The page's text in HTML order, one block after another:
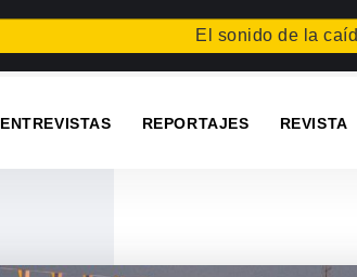
El sonido de la caída
ENTREVISTAS REPORTAJES REVISTA